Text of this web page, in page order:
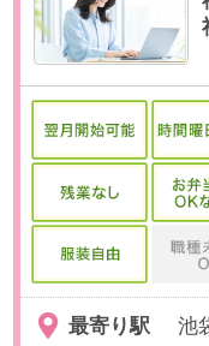
最寄り駅 池袋駅 徒歩
勤務時間
10:00～
時間程度で
【例】
残業
基本的にあ
※繁忙期に
ります。
日数
週4～5日（
※日数・曜
す。
※お休み相
けます。